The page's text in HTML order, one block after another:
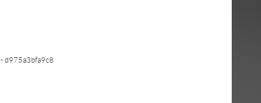
- d975a3bfa9c8